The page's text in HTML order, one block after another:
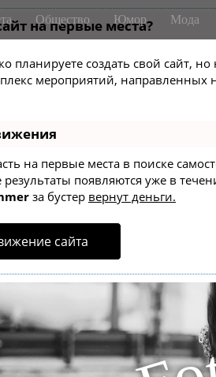
на первые места?
планируете создать свой сайт,
мероприятий,
на первые места в поиске
результаты появляются уже в
за бустер вернут деньги.
сайта
Общество Юмор Мода